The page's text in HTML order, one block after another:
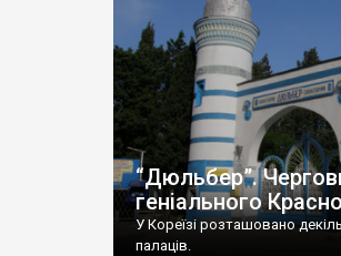
“Дюльбер”.
геніального
У Кореїзі розташовано
палаців.